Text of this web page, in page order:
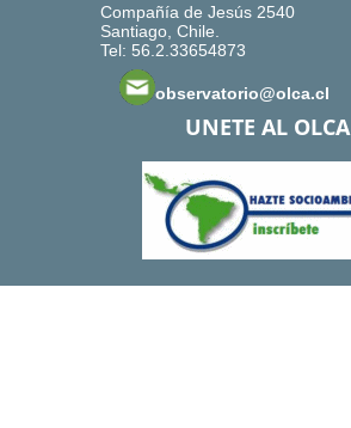
Compañía de Jesús 2540
Santiago, Chile.
Tel: 56.2.33654873
observatorio@olca.cl
UNETE AL OLCA